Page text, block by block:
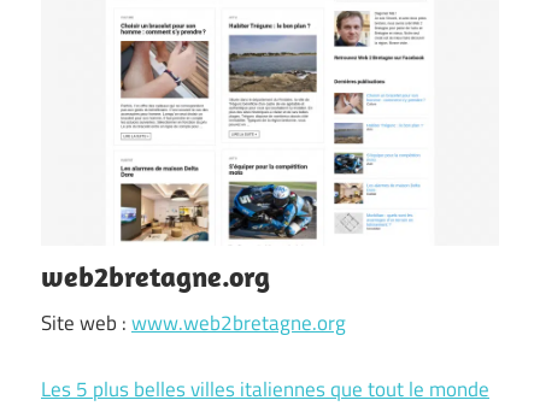
web2bretagne.org
Site web :www.web2bretagne.org
Les 5 plus belles villes italiennes que tout le monde